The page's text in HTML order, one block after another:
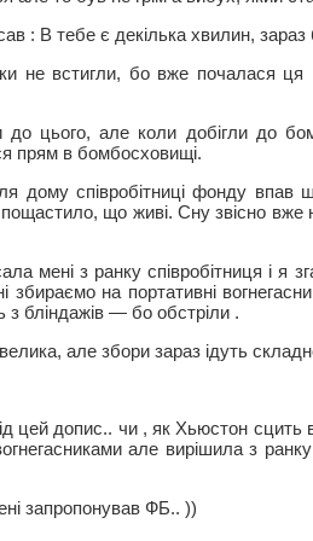
: В тебе є декілька хвилин, зараз
не встигли, бо вже почалася ця
цього, але коли добігли до
прям в бомбосховищі.
дому співробітниці фонду
що живі. Сну звісно вже
мені з ранку співробітниця і
збираємо на портативні
з бліндажів — бо обстріли .
але збори зараз ідуть
цей допис.. чи , як Хьюстон сцить
але вирішила з
запропонував ФБ.. ))